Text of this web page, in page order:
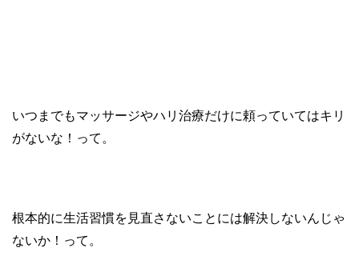
いつまでもマッサージやハリ治療だけに頼っていてはキリ
がないな！って。
根本的に生活習慣を見直さないことには解決しないんじゃ
ないか！って。